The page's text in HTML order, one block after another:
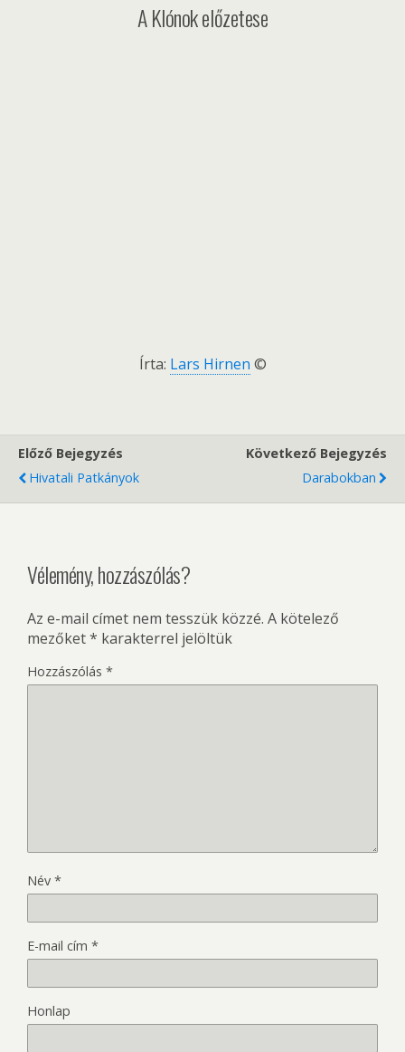
A Klónok előzetese
Írta: Lars Hirnen ©
Előző Bejegyzés
Hivatali Patkányok
Következő Bejegyzés
Darabokban
Vélemény, hozzászólás?
Az e-mail címet nem tesszük közzé. A kötelező
mezőket* karakterrel jelöltük
Hozzászólás *
Név *
E-mail cím *
Honlap